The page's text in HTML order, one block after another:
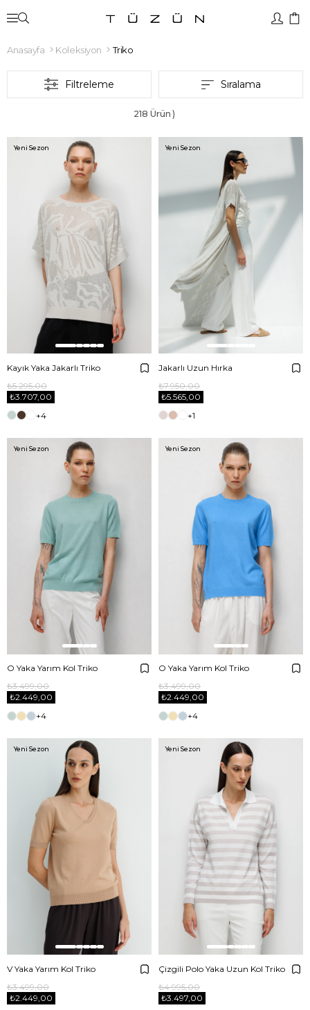
Anasayfa Koleksiyon Triko
Filtreleme Sıralama
218 Ürün
Kayık Yaka Jakarlı Triko
₺3.707,00
₺5.295,00
+4
Yeni Sezon
Jakarlı Uzun Hırka
₺5.565,00
₺7.950,00
+1
Yeni Sezon
O Yaka Yarım Kol Triko
₺2.449,00
₺3.499,00
+4
Yeni Sezon
O Yaka Yarım Kol Triko
₺2.449,00
₺3.499,00
+4
Yeni Sezon
V Yaka Yarım Kol Triko
₺2.449,00
₺3.499,00
Yeni Sezon
Çizgili Polo Yaka Uzun Kol Triko
₺3.497,00
₺4.995,00
Yeni Sezon